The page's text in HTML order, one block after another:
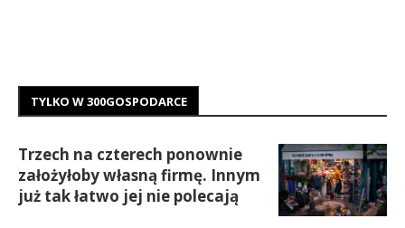
TYLKO W 300GOSPODARCE
Trzech na czterech ponownie
założyłoby własną firmę. Innym
już tak łatwo jej nie polecają